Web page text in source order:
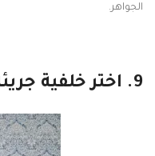
الجواهر.
9. اختر خلفية جريئة لمساحة الانتريهات